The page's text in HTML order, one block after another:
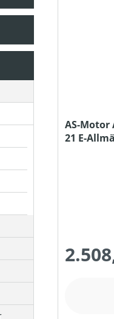
H)
AS-Motor
21 E-